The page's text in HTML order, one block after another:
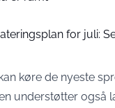
for juli:
køre de nyeste
understøtter